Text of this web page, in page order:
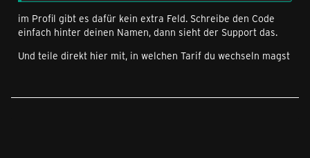
im Profil gibt es dafür kein extra Feld. Schreibe den Code
einfach hinter deinen Namen, dann sieht der Support das.
Und teile direkt hier mit, in welchen Tarif du wechseln magst